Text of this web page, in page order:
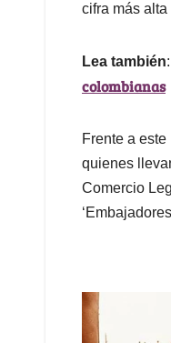
cifra más
Lea también:
colombianas
Frente a
quienes
Comercio